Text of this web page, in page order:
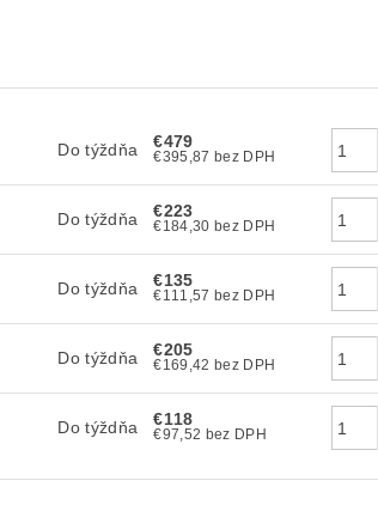
Do týždňa €479
€395,87 bez DPH
Do týždňa €223
€184,30 bez DPH
Do týždňa €135
€111,57 bez DPH
Do týždňa €205
€169,42 bez DPH
Do týždňa €118
€97,52 bez DPH